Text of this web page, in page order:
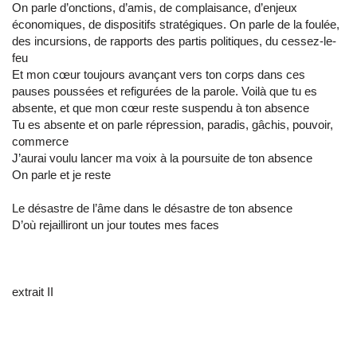
On parle d’onctions, d’amis, de complaisance, d’enjeux
économiques, de dispositifs stratégiques. On parle de la foulée,
des incursions, de rapports des partis politiques, du cessez-le-
feu
Et mon cœur toujours avançant vers ton corps dans ces
pauses poussées et refigurées de la parole. Voilà que tu es
absente, et que mon cœur reste suspendu à ton absence
Tu es absente et on parle répression, paradis, gâchis, pouvoir,
commerce
J’aurai voulu lancer ma voix à la poursuite de ton absence
On parle et je reste
Le désastre de l’âme dans le désastre de ton absence
D’où rejailliront un jour toutes mes faces
extrait II